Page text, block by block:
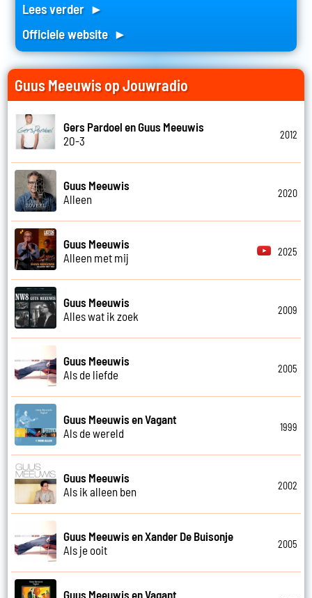
Lees verder ►
Officiele website ►
Guus Meeuwis op Jouwradio
Gers Pardoel en Guus Meeuwis
20-3
2012
Guus Meeuwis
Alleen
2020
Guus Meeuwis
Alleen met mij
2025
Guus Meeuwis
Alles wat ik zoek
2009
Guus Meeuwis
Als de liefde
2005
Guus Meeuwis en Vagant
Als de wereld
1999
Guus Meeuwis
Als ik alleen ben
2002
Guus Meeuwis en Xander De Buisonje
Als je ooit
2005
Guus Meeuwis en Vagant